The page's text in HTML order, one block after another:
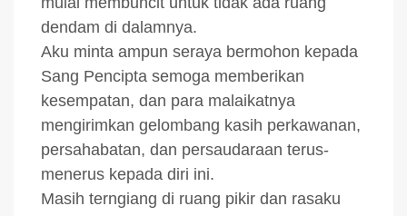
dendam di dalamnya.
Aku minta ampun seraya bermohon kepada
Sang Pencipta semoga memberikan
kesempatan, dan para malaikatnya
mengirimkan gelombang kasih perkawanan,
persahabatan, dan persaudaraan terus-
menerus kepada diri ini.
Masih terngiang di ruang pikir dan rasaku